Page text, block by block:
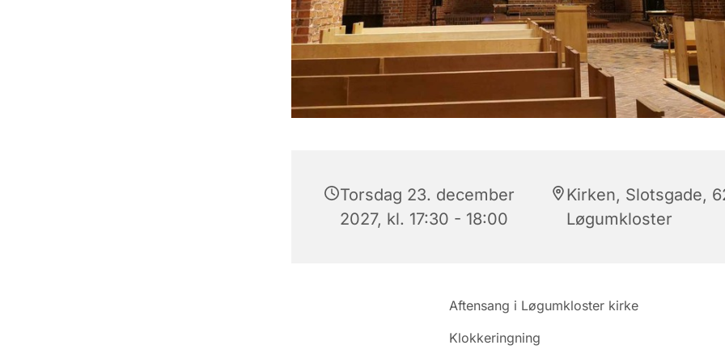
Torsdag 23. december
2027, kl. 17:30 - 18:00
Kirken, Slotsgade,
Løgumkloster
Aftensang i Løgumkloster kirke
Klokkeringning